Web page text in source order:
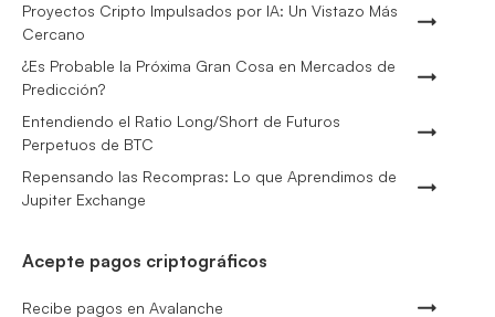
Proyectos Cripto Impulsados por IA: Un Vistazo Más
Cercano
¿Es Probable la Próxima Gran Cosa en Mercados de
Predicción?
Entendiendo el Ratio Long/Short de Futuros
Perpetuos de BTC
Repensando las Recompras: Lo que Aprendimos de
Jupiter Exchange
Acepte pagos criptográficos
Recibe pagos en Avalanche